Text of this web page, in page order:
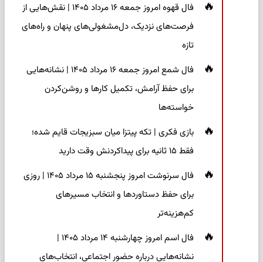
فال قهوه امروز جمعه ۱۶ مرداد ۱۴۰۵ | نقش‌هایی از
فرصت‌های نزدیک، دل‌مشغولی‌های پنهان و راه‌های
تازه
فال شمع امروز جمعه ۱۶ مرداد ۱۴۰۵ | نشانه‌هایی
برای حفظ آرامش، تکمیل کارها و روشن‌کردن
خواسته‌ها
بازی فکری | تکه پیتزا میان سبزیجات قایم شده؛
فقط ۱۵ ثانیه برای پیداکردنش وقت دارید
فال سرنوشت امروز پنجشنبه ۱۵ مرداد ۱۴۰۵ | روزی
برای حفظ دستاوردها و انتخاب مسیرهای
کم‌هزینه‌تر
فال اسم امروز چهارشنبه ۱۴ مرداد ۱۴۰۵ |
نشانه‌هایی درباره حضور اجتماعی، انتخاب‌های